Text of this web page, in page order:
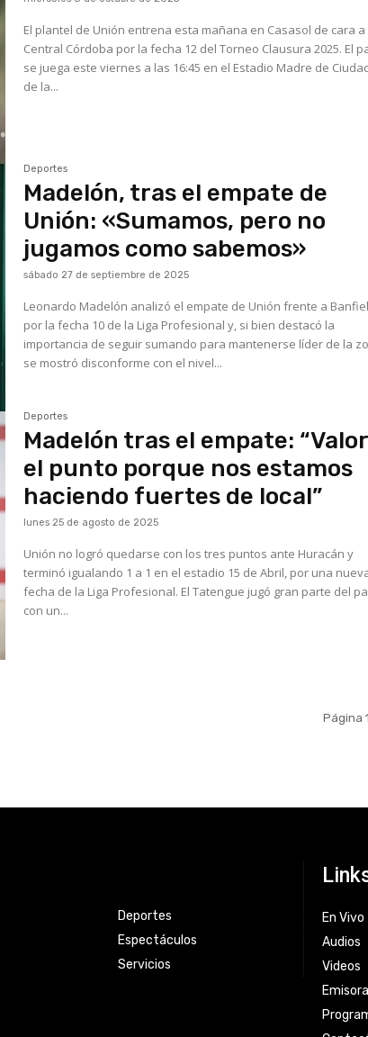
El plantel de Unión entrena esta mañana en Casasol de cara a
Central Córdoba por la fecha 12 del Torneo Clausura 2025. El
se juega este viernes a las 16:45 en el Estadio Madre de
de la...
Deportes
Madelón, tras el empate de
Unión: «Sumamos, pero no
jugamos como sabemos»
sábado 27 de septiembre de 2025
Leonardo Madelón analizó el empate de Unión frente a
por la fecha 10 de la Liga Profesional y, si bien destacó la
importancia de seguir sumando para mantenerse líder de la
se mostró disconforme con el nivel...
Deportes
Madelón tras el empate:
el punto porque nos estamos
haciendo fuertes de local”
lunes 25 de agosto de 2025
Unión no logró quedarse con los tres puntos ante Huracán y
terminó igualando 1 a 1 en el estadio 15 de Abril, por una
fecha de la Liga Profesional. El Tatengue jugó gran parte del
con un...
Página
Deportes
Espectáculos
Servicios
En Vivo
Audios
Videos